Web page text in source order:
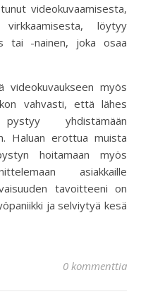
videokuvaamisesta,
löytyy
tai -nainen, joka osaa
videokuvaukseen myös
vahvasti, että lähes
yhdistämään
Haluan erottua muista
hoitamaan myös
asiakkaille
tavoitteeni on
ja selviytyä kesä
0 kommenttia